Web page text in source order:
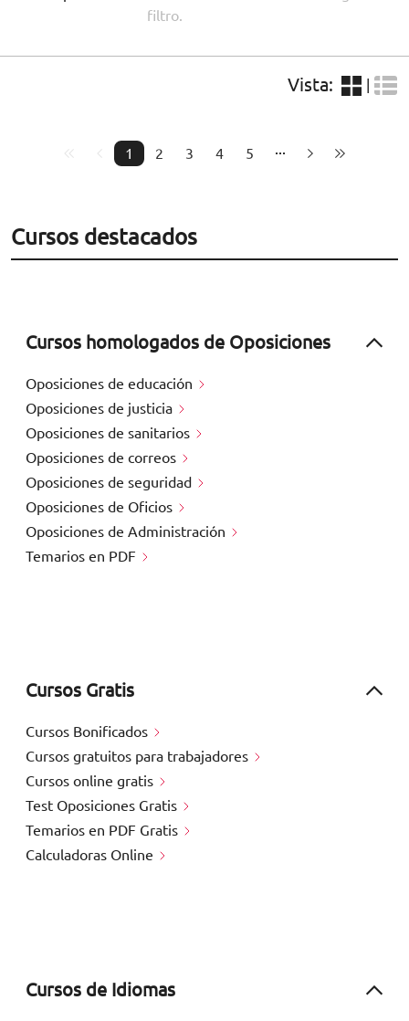
filtro.
Vista:
1 2 3 4 5
Cursos destacados
Cursos homologados de Oposiciones
Oposiciones de educación
Oposiciones de justicia
Oposiciones de sanitarios
Oposiciones de correos
Oposiciones de seguridad
Oposiciones de Oficios
Oposiciones de Administración
Temarios en PDF
Cursos Gratis
Cursos Bonificados
Cursos gratuitos para trabajadores
Cursos online gratis
Test Oposiciones Gratis
Temarios en PDF Gratis
Calculadoras Online
Cursos de Idiomas